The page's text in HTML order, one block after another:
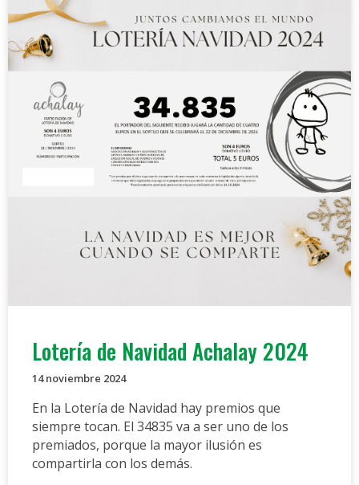
Lotería de Navidad Achalay 2024
14 noviembre 2024
En la Lotería de Navidad hay premios que
siempre tocan. El 34835 va a ser uno de los
premiados, porque la mayor ilusión es
compartirla con los demás.